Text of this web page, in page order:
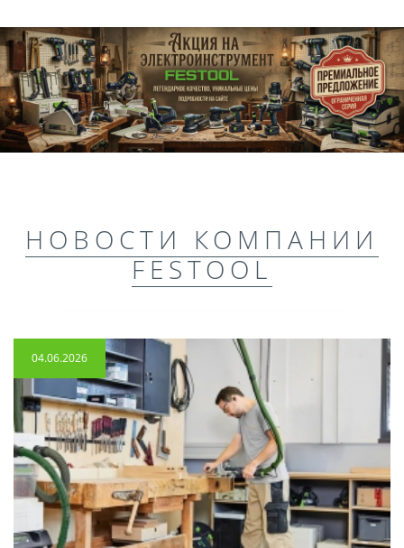
НОВОСТИ КОМПАНИИ
FESTOOL
04.06.2026